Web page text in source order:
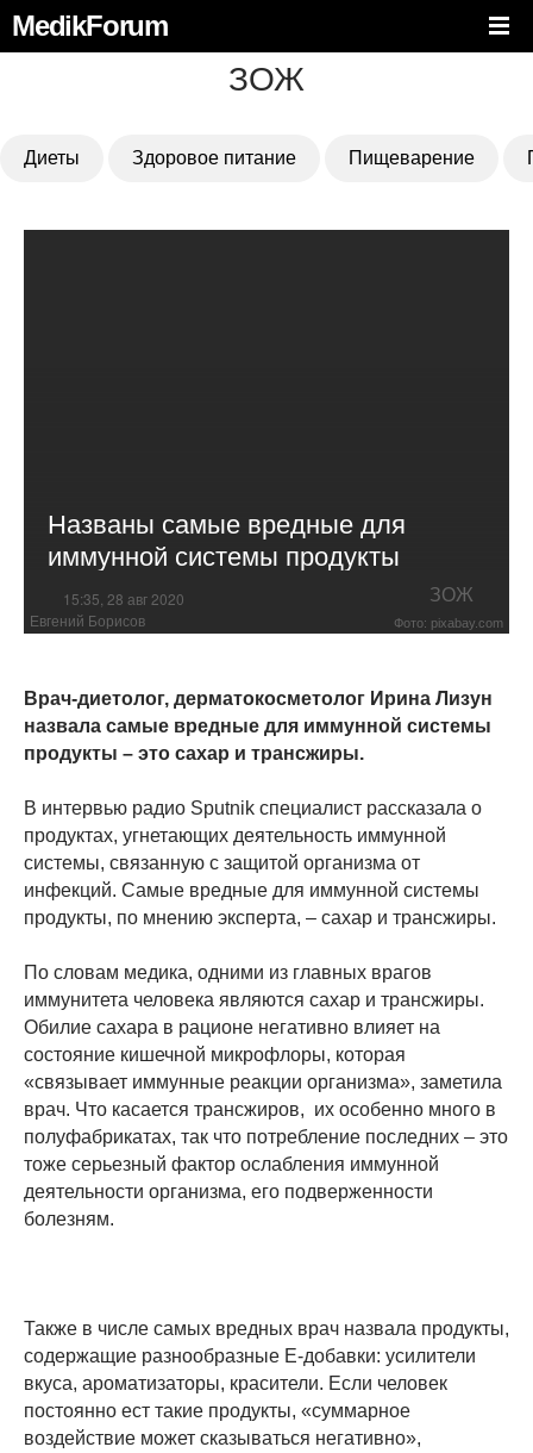
MedikForum
ЗОЖ
Диеты Здоровое питание Пищеварение
Названы самые вредные для
иммунной системы продукты
15:35, 28 авг 2020 ЗОЖ
Евгений Борисов Фото: pixabay.com
Врач-диетолог, дерматокосметолог Ирина Лизун
назвала самые вредные для иммунной системы
продукты – это сахар и трансжиры.
В интервью радио Sputnik специалист рассказала о
продуктах, угнетающих деятельность иммунной
системы, связанную с защитой организма от
инфекций. Самые вредные для иммунной системы
продукты, по мнению эксперта, – сахар и трансжиры.
По словам медика, одними из главных врагов
иммунитета человека являются сахар и трансжиры.
Обилие сахара в рационе негативно влияет на
состояние кишечной микрофлоры, которая
«связывает иммунные реакции организма», заметила
врач. Что касается трансжиров, их особенно много в
полуфабрикатах, так что потребление последних – это
тоже серьезный фактор ослабления иммунной
деятельности организма, его подверженности
болезням.
Также в числе самых вредных врач назвала продукты,
содержащие разнообразные Е-добавки: усилители
вкуса, ароматизаторы, красители. Если человек
постоянно ест такие продукты, «суммарное
воздействие может сказываться негативно»,